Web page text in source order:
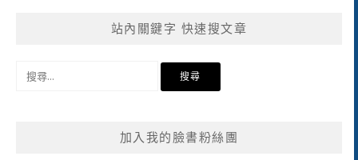
站內關鍵字 快速搜文章
加入我的臉書粉絲團